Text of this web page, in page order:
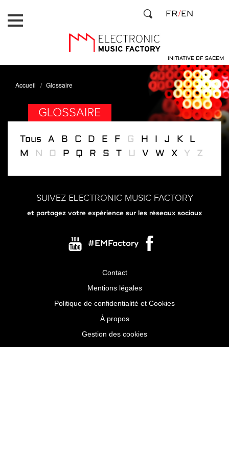
au
contenu
INITIATIVE OF SACEM
FR EN
Accueil Glossaire
GLOSSAIRE
Tous A B C D E F G H J K
L
M
N O P Q R S T U V W X Y Z
SUIVEZ ELECTRONIC MUSIC FACTORY
et partagez votre expérience sur les réseaux sociaux
#EMFactory
Contact
Mentions légales
Politique de confidentialité et Cookies
À propos
Gestion des cookies